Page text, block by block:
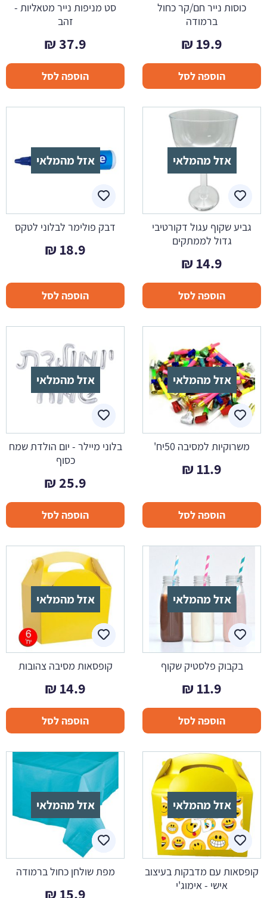
כוסות נייר חם/קר כחול
ברמודה
19.9
₪
הוספה לסל
סט מניפות נייר מטאליות -
זהב
37.9
₪
הוספה לסל
אזל מהמלאי
גביע שקוף עגול דקורטיבי
גדול לממתקים
14.9
₪
הוספה לסל
אזל מהמלאי
דבק פולימר לבלוני לטקס
18.9
₪
הוספה לסל
אזל מהמלאי
משרוקיות למסיבה 50יח'
11.9
₪
הוספה לסל
אזל מהמלאי
בלוני מיילר - יום הולדת שמח
כסוף
25.9
₪
הוספה לסל
אזל מהמלאי
בקבוק פלסטיק שקוף
11.9
₪
הוספה לסל
אזל מהמלאי
קופסאות מסיבה צהובות
14.9
₪
הוספה לסל
אזל מהמלאי
קופסאות עם מדבקות בעיצוב
אישי - אימוג'י
אזל מהמלאי
מפת שולחן כחול ברמודה
15.9
₪